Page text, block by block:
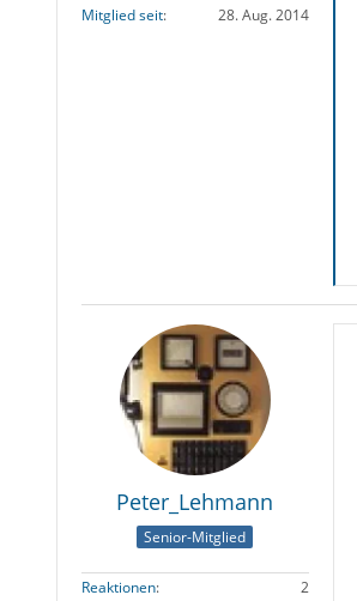
Mitglied seit
28. Aug. 2014
Peter_Lehmann
Senior-Mitglied
Reaktionen
2